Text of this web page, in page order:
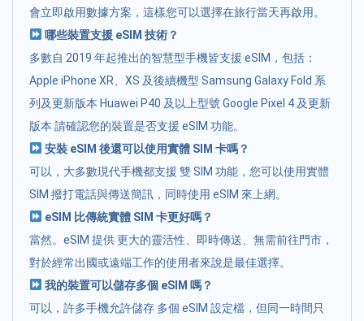
會立即啟用數據方案，這樣您可以選擇在旅行當天再啟用。
哪些裝置支援 eSIM 技術？
多數自 2019 年起推出的智慧型手機皆支援 eSIM，包括：
Apple iPhone XR、XS 及後續機型 Samsung Galaxy Fold 系
列及更新版本 Huawei P40 及以上型號 Google Pixel 4 及更新
版本 請確認您的裝置是否支援 eSIM 功能。
安裝 eSIM 後還可以使用實體 SIM 卡嗎？
可以，大多數現代手機都支援 雙 SIM 功能，您可以使用實體
SIM 撥打電話與傳送簡訊，同時使用 eSIM 來上網。
eSIM 比傳統實體 SIM 卡更好嗎？
當然。eSIM 提供 更大的靈活性、即時傳送、無需前往門市，
對於經常出國或遠端工作的使用者來說是最佳選擇。
我的裝置可以儲存多個 eSIM 嗎？
可以，許多手機允許儲存 多個 eSIM 設定檔，但同一時間只